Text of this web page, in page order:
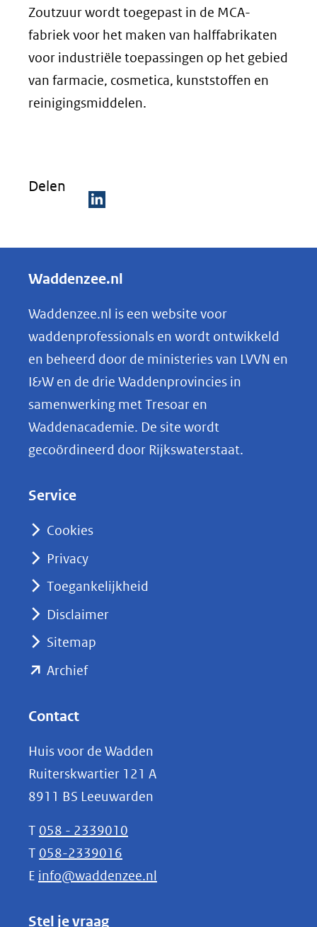
Zoutzuur wordt toegepast in de MCA-
fabriek voor het maken van halffabrikaten
voor industriële toepassingen op het gebied
van farmacie, cosmetica, kunststoffen en
reinigingsmiddelen.
Delen
e
e
n
o
p
k
e
nieuw
naar
Waddenzee.nl
Waddenzee.nl is een website voor
waddenprofessionals en wordt ontwikkeld
en beheerd door de ministeries van LVVN en
I&W en de drie Waddenprovincies in
samenwerking met Tresoar en
Waddenacademie. De site wordt
gecoördineerd door Rijkswaterstaat.
Service
Cookies
Privacy
Toegankelijkheid
Disclaimer
Sitemap
Archief(opent
(verwijst
naar
een
andere
website)
Contact
Huis voor de Wadden
Ruiterskwartier 121 A
8911 BS Leeuwarden
T 058 - 2339010
T 058-2339016
E info@waddenzee.nl
Stel je vraag